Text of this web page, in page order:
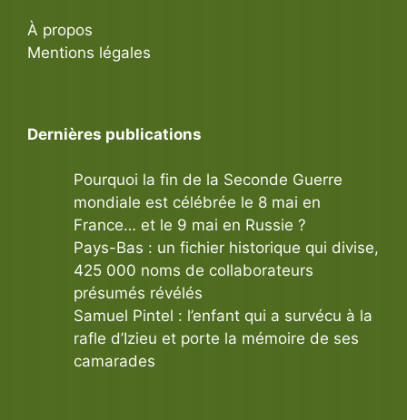
À propos
Mentions légales
Dernières publications
Pourquoi la fin de la Seconde Guerre
mondiale est célébrée le 8 mai en
France… et le 9 mai en Russie ?
Pays-Bas : un fichier historique qui divise,
425 000 noms de collaborateurs
présumés révélés
Samuel Pintel : l’enfant qui a survécu à la
rafle d’Izieu et porte la mémoire de ses
camarades